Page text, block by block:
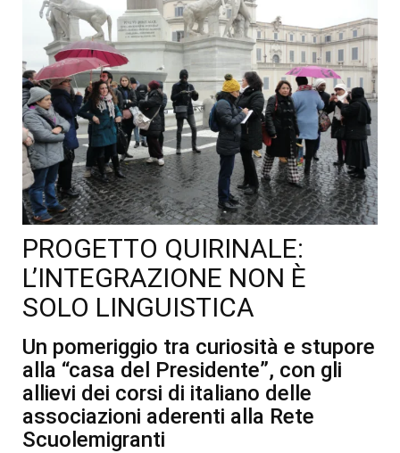
PROGETTO QUIRINALE:
L’INTEGRAZIONE NON È
SOLO LINGUISTICA
Un pomeriggio tra curiosità e stupore
alla “casa del Presidente”, con gli
allievi dei corsi di italiano delle
associazioni aderenti alla Rete
Scuolemigranti